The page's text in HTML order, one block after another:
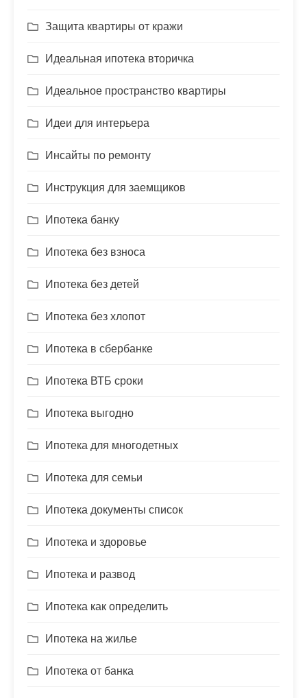
Защита квартиры от кражи
Идеальная ипотека вторичка
Идеальное пространство квартиры
Идеи для интерьера
Инсайты по ремонту
Инструкция для заемщиков
Ипотека банку
Ипотека без взноса
Ипотека без детей
Ипотека без хлопот
Ипотека в сбербанке
Ипотека ВТБ сроки
Ипотека выгодно
Ипотека для многодетных
Ипотека для семьи
Ипотека документы список
Ипотека и здоровье
Ипотека и развод
Ипотека как определить
Ипотека на жилье
Ипотека от банка